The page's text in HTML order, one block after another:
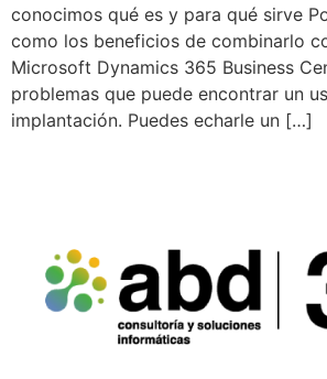
conocimos qué es y para qué sirve
como los beneficios de combinarlo
Microsoft Dynamics 365 Business
problemas que puede encontrar un
implantación. Puedes echarle un […]